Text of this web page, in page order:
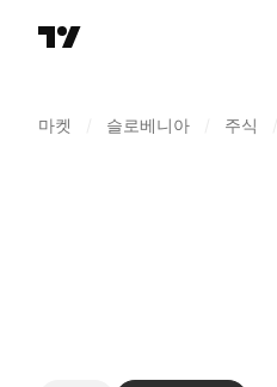
마켓 슬로베니아 주식